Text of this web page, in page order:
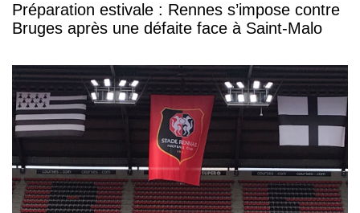
Préparation estivale : Rennes s’impose contre
Bruges après une défaite face à Saint-Malo